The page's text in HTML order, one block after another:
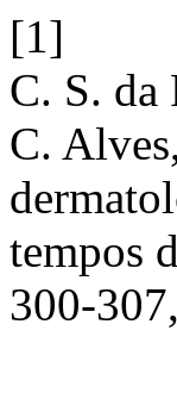
[1]
C. S.
C.
tempos
300-